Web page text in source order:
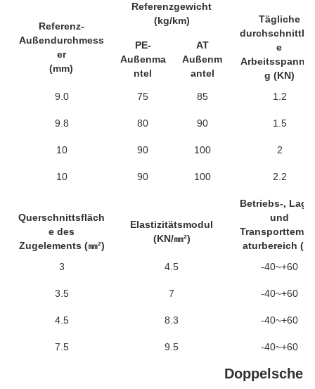
Referenz-
Außendurchmess
er
(mm)
Referenzgewicht
(kg/km)
Tägliche
e
g (KN)
PE-
Außenma
ntel
AT
Außenm
antel
9.0 75 85 1.2
9.8 80 90 1.5
10 90 100 2
10 90 100 2.2
Querschnittsfläch
e des
Zugelements (㎜²)
Elastizitätsmodul
(KN/㎜²)
Betriebs-,
und
aturbereich
3
4.5 -40~+60
3.5 7 -40~+60
4.5 8.3 -40~+60
7.5 9.5 -40~+60